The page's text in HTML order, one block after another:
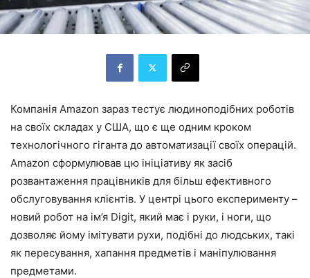
Компанія Amazon зараз тестує людиноподібних роботів
на своїх складах у США, що є ще одним кроком
технологічного гіганта до автоматизації своїх операцій.
Amazon сформулював цю ініціативу як засіб
розвантаження працівників для більш ефективного
обслуговування клієнтів. У центрі цього експерименту –
новий робот на ім’я Digit, який має і руки, і ноги, що
дозволяє йому імітувати рухи, подібні до людських, такі
як пересування, хапання предметів і маніпулювання
предметами.